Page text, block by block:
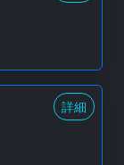
詳細